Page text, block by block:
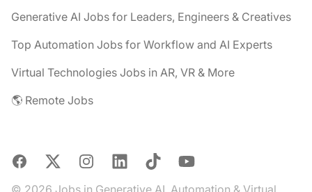
Generative AI Jobs for Leaders, Engineers & Creatives
Top Automation Jobs for Workflow and AI Experts
Virtual Technologies Jobs in AR, VR & More
🌎 Remote Jobs
Facebook
X InstagramLinkedInTikTokYouTube
© 2026 Jobs in Generative AI, Automation & Virtual